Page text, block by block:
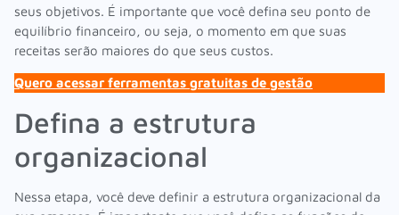
seus objetivos. É importante que você defina seu ponto de
equilíbrio financeiro, ou seja, o momento em que suas
receitas serão maiores do que seus custos.
Quero acessar ferramentas gratuitas de gestão
Defina a estrutura
organizacional
Nessa etapa, você deve definir a estrutura organizacional da